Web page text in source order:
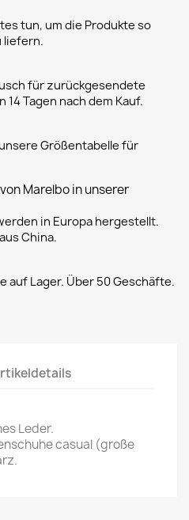
tun, um die Produkte so
liefern.
für zurückgesendete
Tagen nach dem Kauf.
Größentabelle für
Marelbo in unserer
in Europa hergestellt.
China.
auf Lager. Über 50 Geschäfte.
Leder.
casual (große